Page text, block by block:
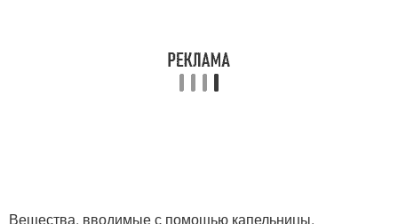
Вещества, вводимые с помощью капельницы,